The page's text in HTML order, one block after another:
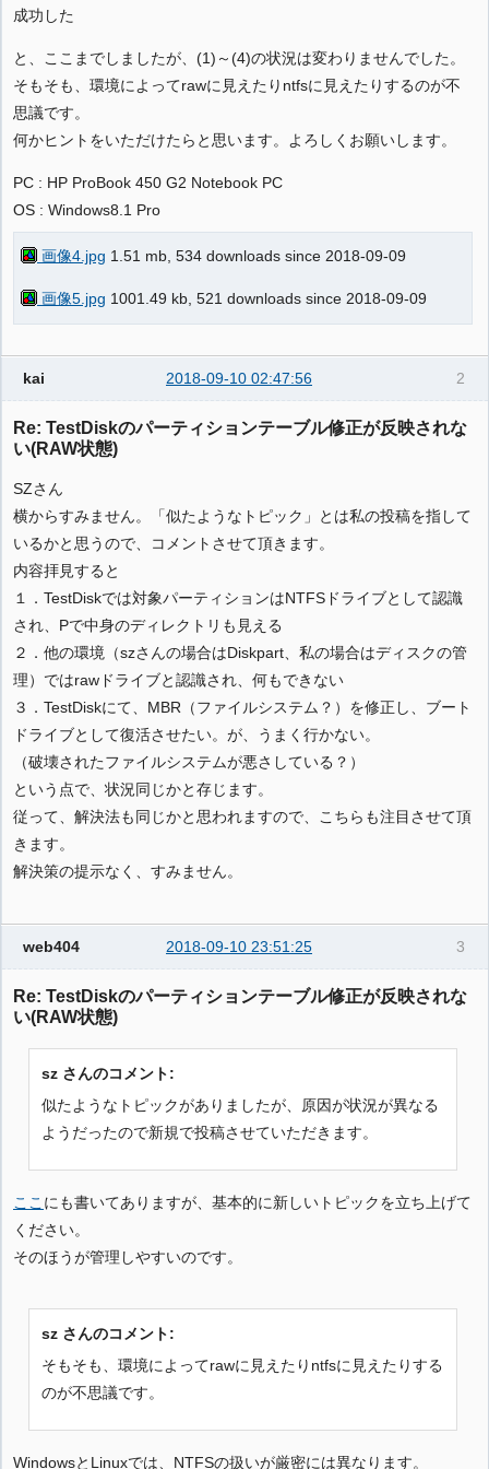
成功した
と、ここまでしましたが、(1)～(4)の状況は変わりませんでした。
そもそも、環境によってrawに見えたりntfsに見えたりするのが不
思議です。
何かヒントをいただけたらと思います。よろしくお願いします。
PC : HP ProBook 450 G2 Notebook PC
OS : Windows8.1 Pro
画像4.jpg 1.51 mb, 534 downloads since 2018-09-09
画像5.jpg 1001.49 kb, 521 downloads since 2018-09-09
2
kai 2018-09-10 02:47:56
Re: TestDiskのパーティションテーブル修正が反映されな
い(RAW状態)
SZさん
横からすみません。「似たようなトピック」とは私の投稿を指して
いるかと思うので、コメントさせて頂きます。
内容拝見すると
１．TestDiskでは対象パーティションはNTFSドライブとして認識
され、Pで中身のディレクトリも見える
２．他の環境（szさんの場合はDiskpart、私の場合はディスクの管
理）ではrawドライブと認識され、何もできない
３．TestDiskにて、MBR（ファイルシステム？）を修正し、ブート
ドライブとして復活させたい。が、うまく行かない。
（破壊されたファイルシステムが悪さしている？）
という点で、状況同じかと存じます。
従って、解決法も同じかと思われますので、こちらも注目させて頂
きます。
解決策の提示なく、すみません。
3
web404 2018-09-10 23:51:25
Re: TestDiskのパーティションテーブル修正が反映されな
い(RAW状態)
sz さんのコメント:
似たようなトピックがありましたが、原因が状況が異なる
ようだったので新規で投稿させていただきます。
ここ にも書いてありますが、基本的に新しいトピックを立ち上げて
ください。
そのほうが管理しやすいのです。
sz さんのコメント:
そもそも、環境によってrawに見えたりntfsに見えたりする
のが不思議です。
WindowsとLinuxでは、NTFSの扱いが厳密には異なります。